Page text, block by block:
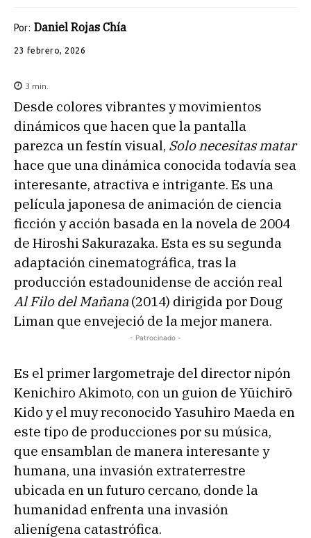
Por: Daniel Rojas Chía
23 febrero, 2026
3 min.
Desde colores vibrantes y movimientos
dinámicos que hacen que la pantalla
parezca un festín visual, Solo necesitas matar
hace que una dinámica conocida todavía sea
interesante, atractiva e intrigante. Es una
película japonesa de animación de ciencia
ficción y acción basada en la novela de 2004
de Hiroshi Sakurazaka. Esta es su segunda
adaptación cinematográfica, tras la
producción estadounidense de acción real
Al Filo del Mañana(2014) dirigida por Doug
Liman que envejeció de la mejor manera.
- Patrocinado -
Es el primer largometraje del director nipón
Kenichiro Akimoto, con un guion de Yūichirō
Kido y el muy reconocido Yasuhiro Maeda en
este tipo de producciones por su música,
que ensamblan de manera interesante y
humana, una invasión extraterrestre
ubicada en un futuro cercano, donde la
humanidad enfrenta una invasión
alienígena catastrófica.